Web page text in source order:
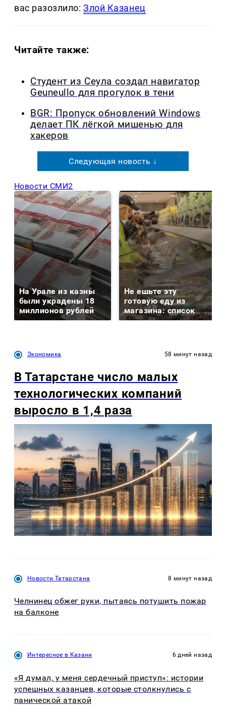
вас разозлило:Злой Казанец
Читайте также:
Студент из Сеула создал навигатор
Geuneullo для прогулок в тени
BGR: Пропуск обновлений Windows
делает ПК лёгкой мишенью для
хакеров
Следующая новость ↓
Новости СМИ2
На Урале из казны
были украдены 18
миллионов рублей
Не ешьте эту
готовую еду из
магазина: список
Экономика 58 минут назад
В Татарстане число малых
технологических компаний
выросло в 1,4 раза
Новости Татарстана 8 минут назад
Челнинец обжег руки, пытаясь потушить пожар
на балконе
Интересное в Казани 6 дней назад
«Я думал, у меня сердечный приступ»: истории
успешных казанцев, которые столкнулись с
панической атакой